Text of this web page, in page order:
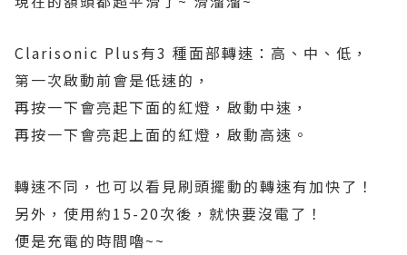
Clarisonic Plus有3 種面部轉速：高、中、低，
第一次啟動前會是低速的，
再按一下會亮起下面的紅燈，啟動中速，
再按一下會亮起上面的紅燈，啟動高速。
轉速不同，也可以看見刷頭擺動的轉速有加快了！
另外，使用約15-20次後，就快要沒電了！
便是充電的時間嚕~~